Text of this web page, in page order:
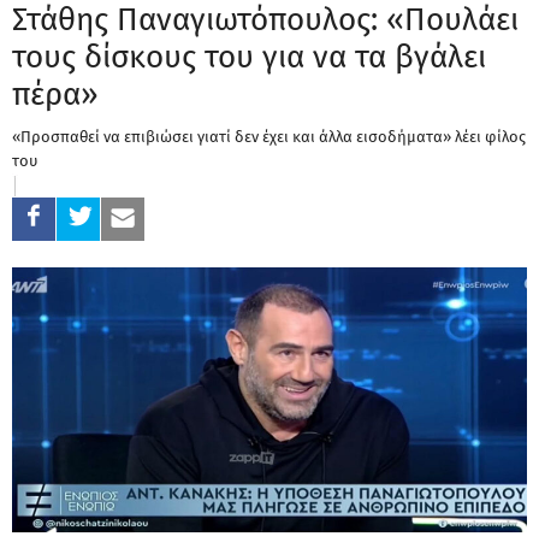
Στάθης Παναγιωτόπουλος: «Πουλάει
τους δίσκους του για να τα βγάλει
πέρα»
«Προσπαθεί να επιβιώσει γιατί δεν έχει και άλλα εισοδήματα» λέει φίλος
του